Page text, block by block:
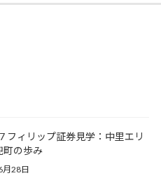
フィリップ証券見学：中里エリ
町の歩み
月28日